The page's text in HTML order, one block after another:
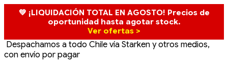
💚 ¡LIQUIDACIÓN TOTAL EN AGOSTO! Precios de
oportunidad hasta agotar stock.
Ver ofertas >
Despachamos a todo Chile vía Starken y otros medios,
con envío por pagar